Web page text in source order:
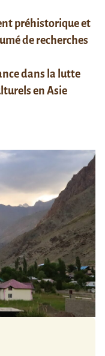
préhistorique et
de recherches
dans la lutte
en Asie